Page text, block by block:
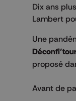
Dix ans
Lambert
Une
proposé
Avant de